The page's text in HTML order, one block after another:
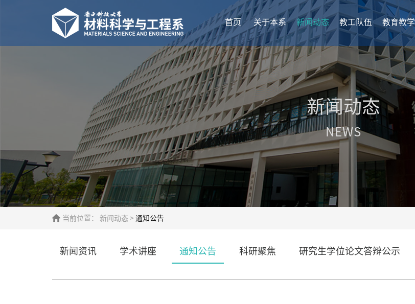
首页
关于本系 新闻动态 教工队伍 教育教学
新闻动态
NEWS
当前位置： 新闻动态 > 通知公告
新闻资讯 学术讲座 通知公告 科研聚焦 研究生学位论文答辩公示